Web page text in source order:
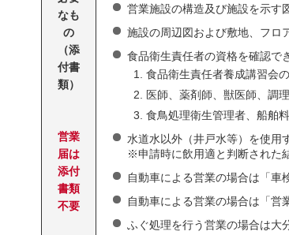
なも
の
（添
付書
類）
営業
届は
添付
書類
不要
営業施設の構造及び施設を示す
施設の周辺図および敷地、フロ
食品衛生責任者の資格を確認で
食品衛生責任者養成講習会
医師、薬剤師、獣医師、調
食鳥処理衛生管理者、船舶
水道水以外（井戸水等）を使用
※申請時に飲用適と判断された
自動車による営業の場合は「車
自動車による営業の場合は「営
ふぐ処理を行う営業の場合は大